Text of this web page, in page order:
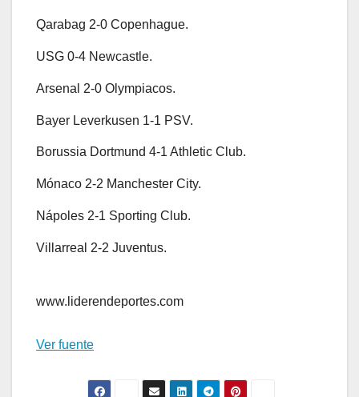
Qarabag 2-0 Copenhague.
USG 0-4 Newcastle.
Arsenal 2-0 Olympiacos.
Bayer Leverkusen 1-1 PSV.
Borussia Dortmund 4-1 Athletic Club.
Mónaco 2-2 Manchester City.
Nápoles 2-1 Sporting Club.
Villarreal 2-2 Juventus.
www.liderendeportes.com
Ver fuente